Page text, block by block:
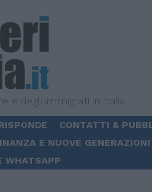
e degli immigrati in Italia
CONTATTI &
E NUOVE GENERAZIONI
WHATSAPP